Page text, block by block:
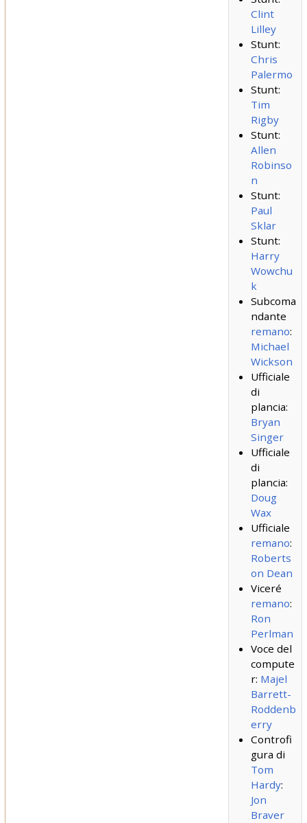
Clint
Lilley
Stunt:
Chris
Palermo
Stunt:
Tim
Rigby
Stunt:
Allen
Robinso
n
Stunt:
Paul
Sklar
Stunt:
Harry
Wowchu
k
Subcoma
ndante
remano:
Michael
Wickson
Ufficiale
di
plancia:
Bryan
Singer
Ufficiale
di
plancia:
Doug
Wax
Ufficiale
remano:
Roberts
on Dean
Viceré
remano:
Ron
Perlman
Voce del
compute
r: Majel
Barrett-
Roddenb
erry
Controfi
gura di
Tom
Hardy:
Jon
Braver